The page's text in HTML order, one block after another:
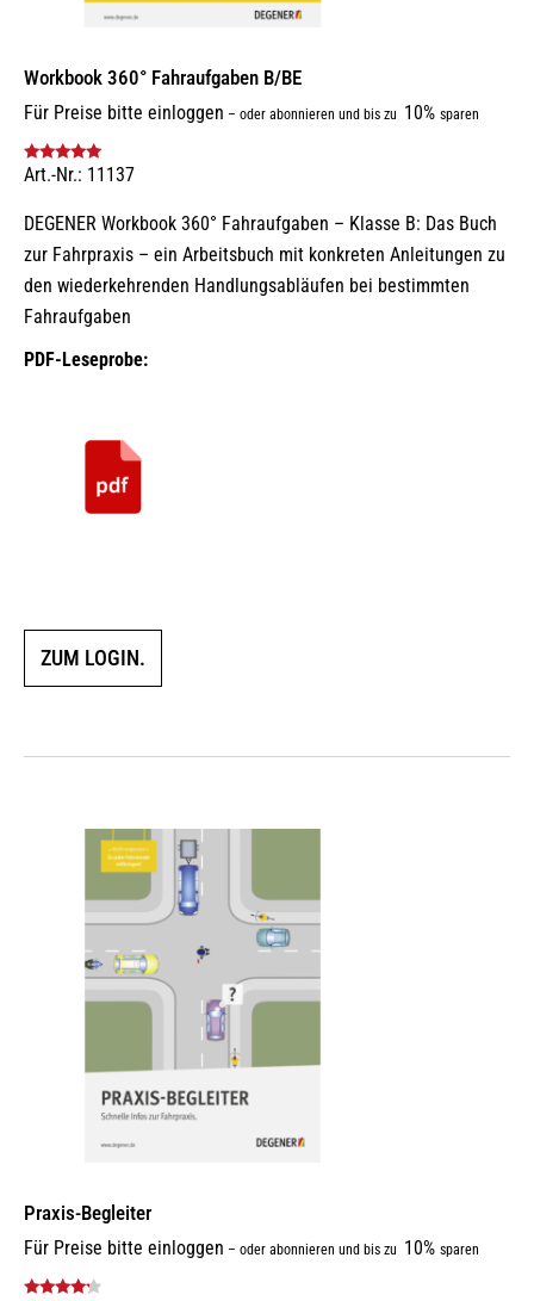
Workbook 360° Fahraufgaben B/BE
Für Preise bitte einloggen – oder abonnieren und bis zu 10% sparen
Bewertet mit
Art.-Nr.: 11137
DEGENER Workbook 360° Fahraufgaben – Klasse B: Das Buch
zur Fahrpraxis – ein Arbeitsbuch mit konkreten Anleitungen zu
den wiederkehrenden Handlungsabläufen bei bestimmten
Fahraufgaben
PDF-Leseprobe:
ZUM LOGIN.
Praxis-Begleiter
Für Preise bitte einloggen – oder abonnieren und bis zu 10% sparen